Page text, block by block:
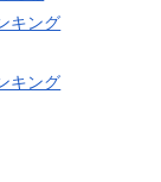
キング
キング